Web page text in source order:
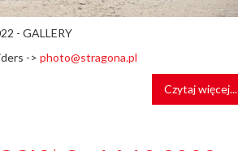
- GALLERY
-> photo@stragona.pl
Czytaj więcej...